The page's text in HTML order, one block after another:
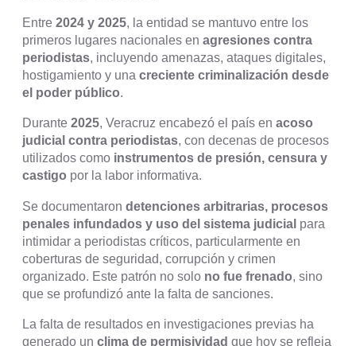
Entre 2024 y 2025, la entidad se mantuvo entre los
primeros lugares nacionales en agresiones contra
periodistas, incluyendo amenazas, ataques digitales,
hostigamiento y una creciente criminalización desde
el poder público.
Durante 2025, Veracruz encabezó el país en acoso
judicial contra periodistas, con decenas de procesos
utilizados como instrumentos de presión, censura y
castigo por la labor informativa.
Se documentaron detenciones arbitrarias, procesos
penales infundados y uso del sistema judicial para
intimidar a periodistas críticos, particularmente en
coberturas de seguridad, corrupción y crimen
organizado. Este patrón no solo no fue frenado, sino
que se profundizó ante la falta de sanciones.
La falta de resultados en investigaciones previas ha
generado un clima de permisividad que hoy se refleja